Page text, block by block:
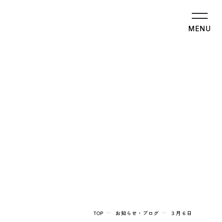
MENU
TOP お知らせ・ブログ ３月６日